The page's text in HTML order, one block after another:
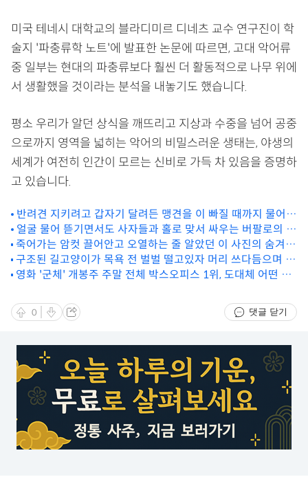
미국 테네시 대학교의 블라디미르 디네츠 교수 연구진이 학
술지 '파충류학 노트'에 발표한 논문에 따르면, 고대 악어류
중 일부는 현대의 파충류보다 훨씬 더 활동적으로 나무 위에
서 생활했을 것이라는 분석을 내놓기도 했습니다.
평소 우리가 알던 상식을 깨뜨리고 지상과 수중을 넘어 공중
으로까지 영역을 넓히는 악어의 비밀스러운 생태는, 야생의
세계가 여전히 인간이 모르는 신비로 가득 차 있음을 증명하
고 있습니다.
반려견 지키려고 갑자기 달려든 맹견을 이 빠질 때까지 물어버
린 주인
얼굴 물어 뜯기면서도 사자들과 홀로 맞서 싸우는 버팔로의 결
말
죽어가는 암컷 끌어안고 오열하는 줄 알았던 이 사진의 숨겨진
소름돋는 진실
구조된 길고양이가 목욕 전 벌벌 떨고있자 머리 쓰다듬으며 안
심시킨 강아지
영화 '군체' 개봉주 주말 전체 박스오피스 1위, 도대체 어떤 매
0 댓글 닫기